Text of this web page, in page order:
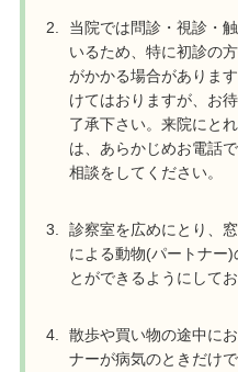
当院では問診・視診・
いるため、特に初診の
がかかる場合がありま
けてはおりますが、お
了承下さい。来院にと
は、あらかじめお電話
相談をしてください。
診察室を広めにとり、
による動物(パートナー
とができるようにしてお
散歩や買い物の途中に
ナーが病気のときだけ